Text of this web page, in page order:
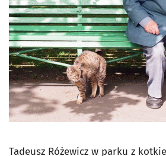
Tadeusz Różewicz w parku z